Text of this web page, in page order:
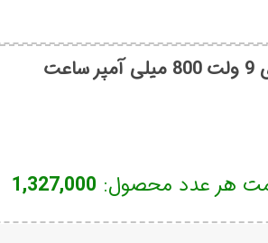
باتری کتابی شارژی 9 ولت 800 میلی آمپر ساعت
هر عدد محصول: 1,327,000